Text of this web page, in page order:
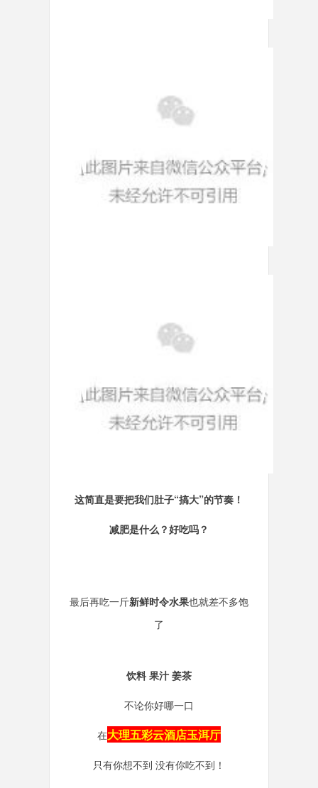
这简直是要把我们肚子“搞大”的节奏！
减肥是什么？好吃吗？
最后再吃一斤新鲜时令水果也就差不多饱
了
饮料 果汁 姜茶
不论你好哪一口
在大理五彩云酒店玉洱厅
只有你想不到 没有你吃不到！